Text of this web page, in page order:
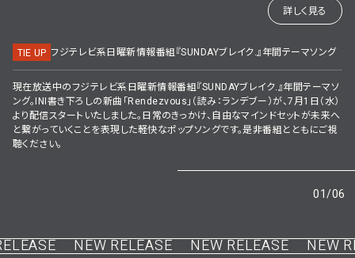
詳しく見る
TIE UP フジテレビ系日曜新情報番組『SUNDAYブレイク.』年間テーマソング
現在放送中のフジテレビ系日曜新情報番組『SUNDAYブレイク.』年間テーマソ
ング。INI書き下ろしの新曲「Rendezvous」（読み：ランデブー）が、7月1日（水）
より配信スタートいたしました。日常のきっかけ、自由なマインドセットが未来へ
と繋がっていくことを表現した軽快なポップソングです。是非番組とともにご視
聴ください。
01/06
NEW RELEASE NEW RELEASE NEW